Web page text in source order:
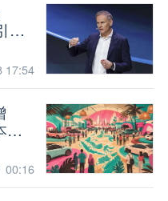
震
17:54
地
00:16